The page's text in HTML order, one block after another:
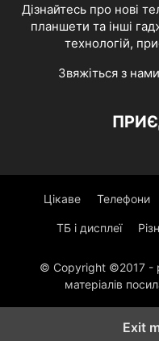
Дізнайтесь про нові
планшети та інші
технологій,
Звяжіться з
Цікаве Телефони
ТБ і дисплеї
© Copyright ©2017 -
матеріалів
Exit